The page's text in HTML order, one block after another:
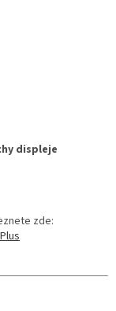
displeje
zde: